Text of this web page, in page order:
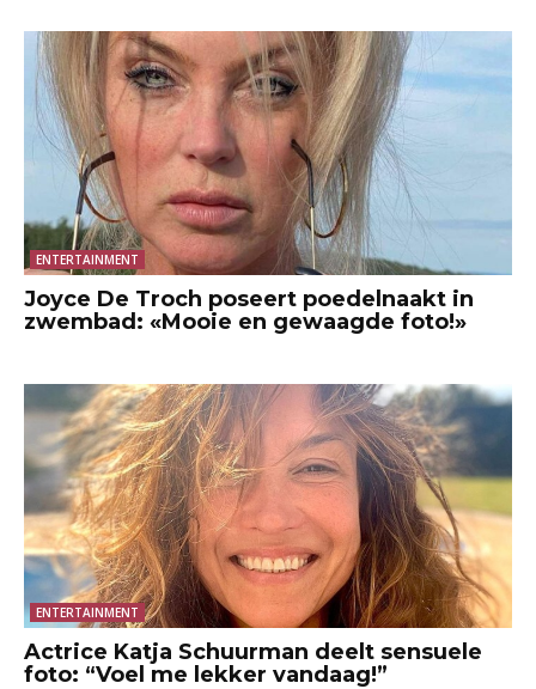
ENTERTAINMENT
Joyce De Troch poseert poedelnaakt in
zwembad: «Mooie en gewaagde foto!»
ENTERTAINMENT
Actrice Katja Schuurman deelt sensuele
foto: “Voel me lekker vandaag!”